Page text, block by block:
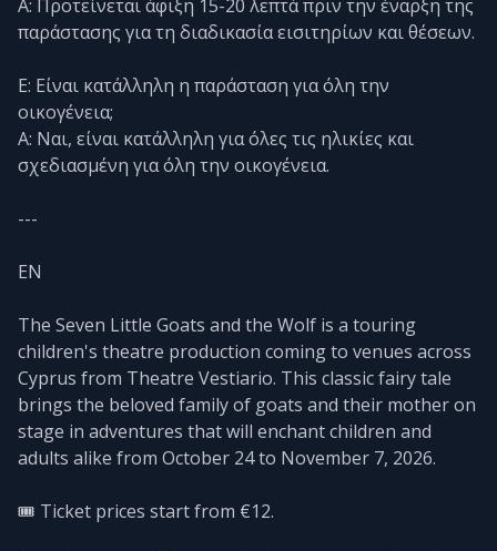
Α: Προτείνεται άφιξη 15-20 λεπτά πριν την έναρξη της
παράστασης για τη διαδικασία εισιτηρίων και θέσεων.
Ε: Είναι κατάλληλη η παράσταση για όλη την
οικογένεια;
Α: Ναι, είναι κατάλληλη για όλες τις ηλικίες και
σχεδιασμένη για όλη την οικογένεια.
---
EN
The Seven Little Goats and the Wolf is a touring
children's theatre production coming to venues across
Cyprus from Theatre Vestiario. This classic fairy tale
brings the beloved family of goats and their mother on
stage in adventures that will enchant children and
adults alike from October 24 to November 7, 2026.
🎟️ Ticket prices start from €12.